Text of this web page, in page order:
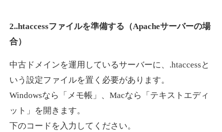
2..htaccessファイルを準備する（Apacheサーバーの場
合）
中古ドメインを運用しているサーバーに、.htaccessと
いう設定ファイルを置く必要があります。
Windowsなら「メモ帳」、Macなら「テキストエディ
ット」を開きます。
下のコードを入力してください。